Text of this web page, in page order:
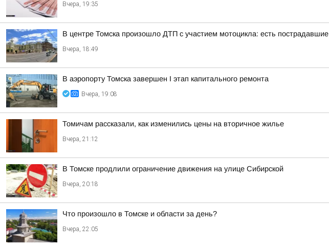
Вчера, 19:35
В центре Томска произошло ДТП с участием мотоцикла: есть пострадавшие
Вчера, 18:49
В аэропорту Томска завершен I этап капитального ремонта
Вчера, 19:08
Томичам рассказали, как изменились цены на вторичное жилье
Вчера, 21:12
В Томске продлили ограничение движения на улице Сибирской
Вчера, 20:18
Что произошло в Томске и области за день?
Вчера, 22:05